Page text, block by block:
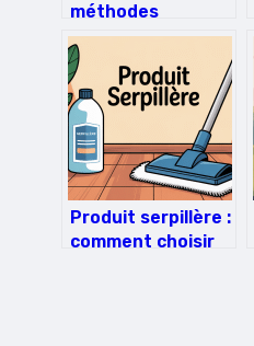
méthodes
efficaces pour
bien s’y prendre
Produit serpillère :
comment choisir